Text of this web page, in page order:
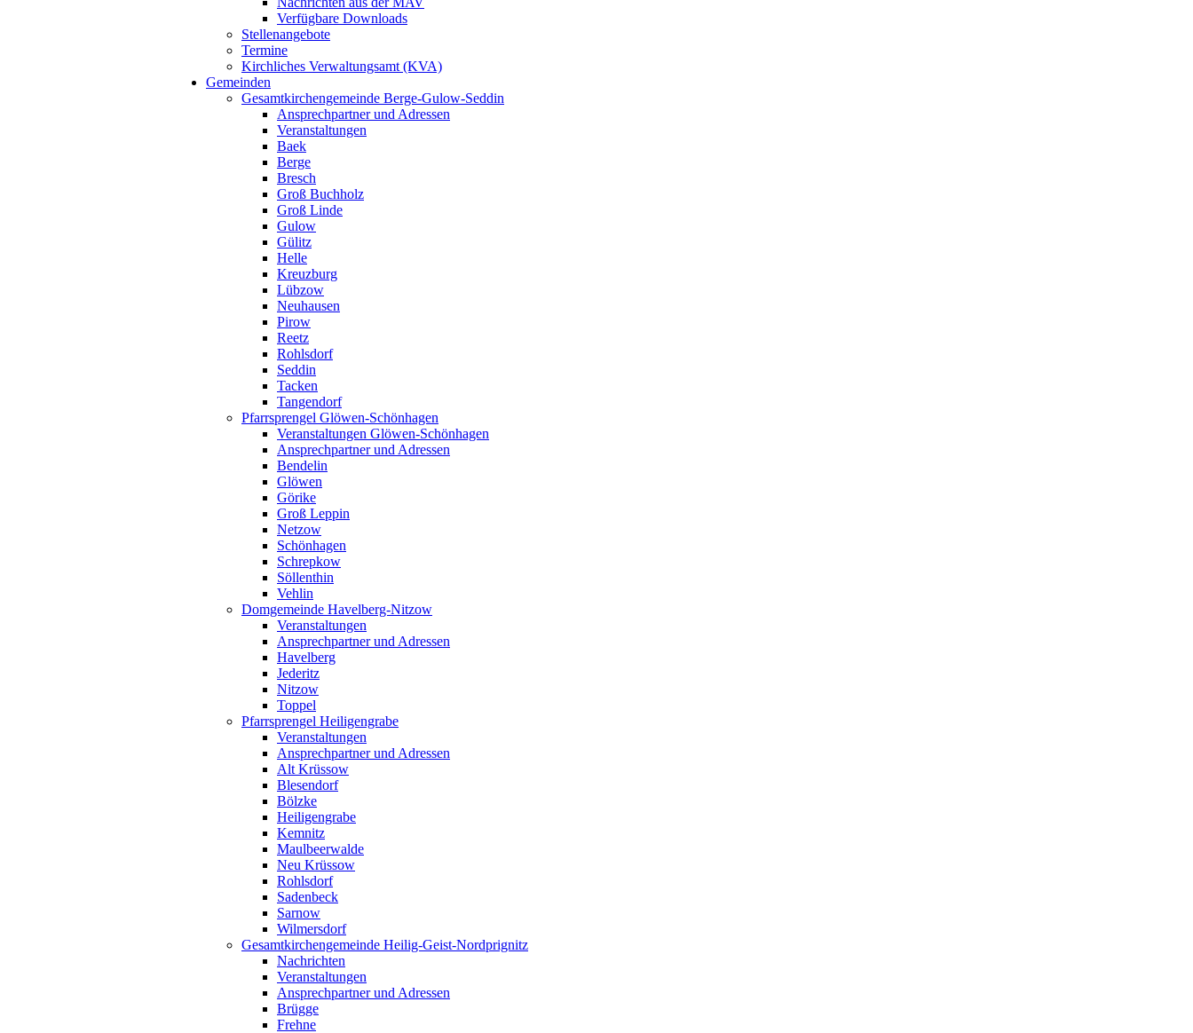
Verfügbare Downloads
Stellenangebote
Termine
Kirchliches Verwaltungsamt (KVA)
Gemeinden
Gesamtkirchengemeinde Berge-Gulow-Seddin
Ansprechpartner und Adressen
Veranstaltungen
Baek
Berge
Bresch
Groß Buchholz
Groß Linde
Gulow
Gülitz
Helle
Kreuzburg
Lübzow
Neuhausen
Pirow
Reetz
Rohlsdorf
Seddin
Tacken
Tangendorf
Pfarrsprengel Glöwen-Schönhagen
Veranstaltungen Glöwen-Schönhagen
Ansprechpartner und Adressen
Bendelin
Glöwen
Görike
Groß Leppin
Netzow
Schönhagen
Schrepkow
Söllenthin
Vehlin
Domgemeinde Havelberg-Nitzow
Veranstaltungen
Ansprechpartner und Adressen
Havelberg
Jederitz
Nitzow
Toppel
Pfarrsprengel Heiligengrabe
Veranstaltungen
Ansprechpartner und Adressen
Alt Krüssow
Blesendorf
Bölzke
Heiligengrabe
Kemnitz
Maulbeerwalde
Neu Krüssow
Rohlsdorf
Sadenbeck
Sarnow
Wilmersdorf
Gesamtkirchengemeinde Heilig-Geist-Nordprignitz
Nachrichten
Veranstaltungen
Ansprechpartner und Adressen
Brügge
Frehne